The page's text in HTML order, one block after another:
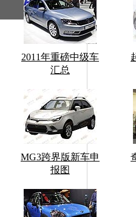
2011年重磅中级车
汇总
MG3跨界版新车申
报图